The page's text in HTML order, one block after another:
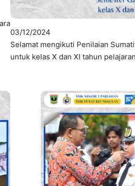
03/12/2024
Selamat mengikuti Penilaian
untuk kelas X dan XI tahun